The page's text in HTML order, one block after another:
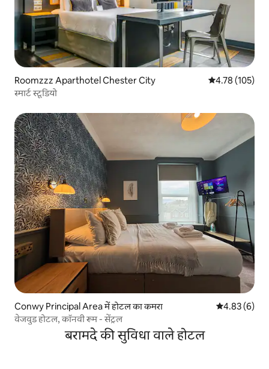
Roomzzz Aparthotel Chester City औसत रेटिंग 5 में से
4.78 (105)
स्मार्ट स्टूडियो
Conwy Principal Area में होटल का कमरा औसत रेटिंग 5 में
4.83 (6)
वेजवुड होटल, कॉनवी रूम - सेंट्रल
बरामदे की सुविधा वाले होटल